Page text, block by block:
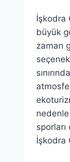
İşkodra
büyük
zaman
sporları
İşkodra